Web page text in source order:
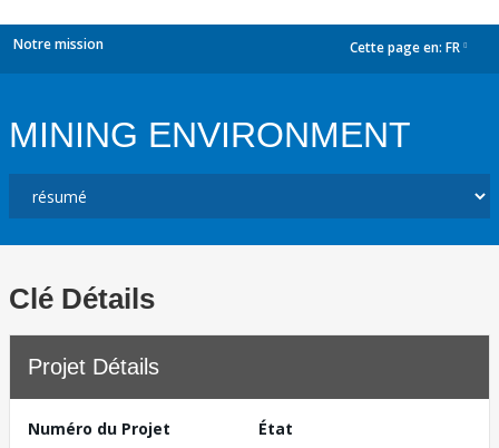
Notre mission Cette page en: FR
MINING ENVIRONMENT
Clé Détails
Projet Détails
Numéro du Projet
État